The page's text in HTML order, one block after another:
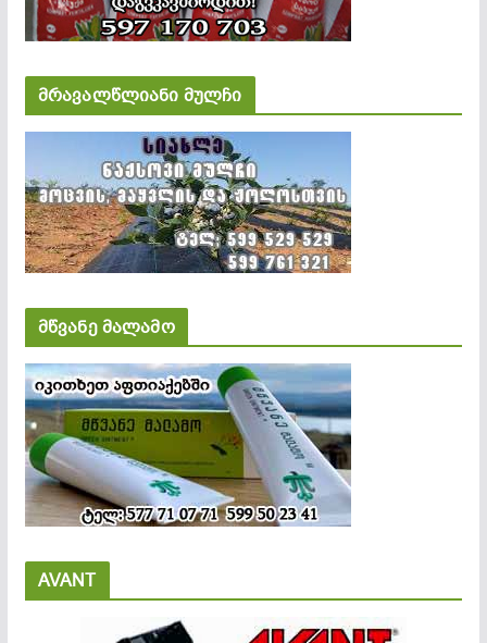
მრავალწლიანი მულჩი
მწვანე მალამო
AVANT